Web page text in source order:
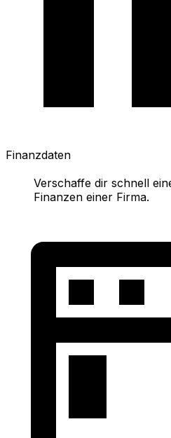
Finanzdaten
Verschaffe dir schnell
Finanzen einer Firma.